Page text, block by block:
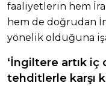
faaliyetlerin hem
hem de doğrudan
yönelik olduğuna
‘İngiltere artık
tehditlerle karşı